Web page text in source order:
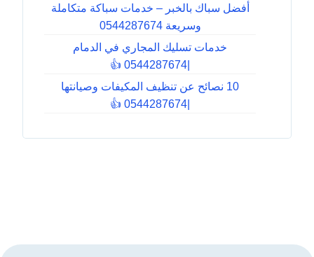
أفضل سباك بالخبر – خدمات سباكة متكاملة
وسريعة 0544287674
خدمات تسليك المجاري في الدمام
10 نصائح عن تنظيف المكيفات وصيانتها